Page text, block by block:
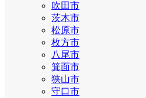
吹田市
茨木市
松原市
枚方市
八尾市
箕面市
狭山市
守口市